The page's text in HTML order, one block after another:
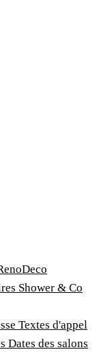
Shower & Co
Textes d'appel
Dates des salons